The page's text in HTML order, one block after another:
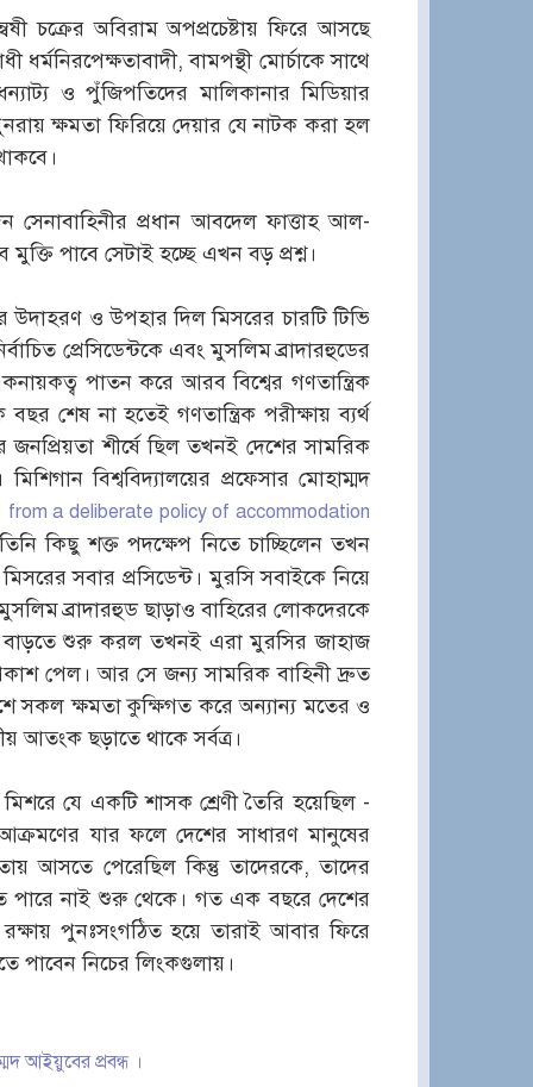
চক্রের অবিরাম অপপ্রচেষ্টায় ফিরে আসছে
ধর্মনিরপেক্ষতাবাদী, বামপন্থী মোর্চাকে সাথে
ও পুঁজিপতিদের মালিকানার মিডিয়ার
ক্ষমতা ফিরিয়ে দেয়ার যে নাটক করা হল
সেনাবাহিনীর প্রধান আবদেল ফাত্তাহ আল-
পাবে সেটাই হচ্ছে এখন বড় প্রশ্ন।
উদাহরণ ও উপহার দিল মিসরের চারটি টিভি
প্রেসিডেন্টকে এবং মুসলিম ব্রাদারহুডের
পাতন করে আরব বিশ্বের গণতান্ত্রিক
শেষ না হতেই গণতান্ত্রিক পরীক্ষায় ব্যর্থ
শীর্ষে ছিল তখনই দেশের সামরিক
বিশ্ববিদ্যালয়ের প্রফেসার মোহাম্মদ
from a deliberate policy of accommodation
কিছু শক্ত পদক্ষেপ নিতে চাচ্ছিলেন তখন
সবার প্রসিডেন্ট। মুরসি সবাইকে নিয়ে
ব্রাদারহুড ছাড়াও বাহিরের লোকদেরকে
বাড়তে শুরু করল তখনই এরা মুরসির জাহাজ
পেল। আর সে জন্য সামরিক বাহিনী দ্রুত
সকল ক্ষমতা কুক্ষিগত করে অন্যান্য মতের ও
আতংক ছড়াতে থাকে সর্বত্র।
যে একটি শাসক শ্রেণী তৈরি হয়েছিল -
যার ফলে দেশের সাধারণ মানুষের
আসতে পেরেছিল কিন্তু তাদেরকে, তাদের
পারে নাই শুরু থেকে। গত এক বছরে দেশের
রক্ষায় পুনঃসংগঠিত হয়ে তারাই আবার ফিরে
পাবেন নিচের লিংকগুলায়।
আইয়ুবের প্রবন্ধ ।